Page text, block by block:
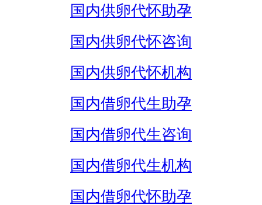
国内供卵代怀助孕
国内供卵代怀咨询
国内供卵代怀机构
国内借卵代生助孕
国内借卵代生咨询
国内借卵代生机构
国内借卵代怀助孕